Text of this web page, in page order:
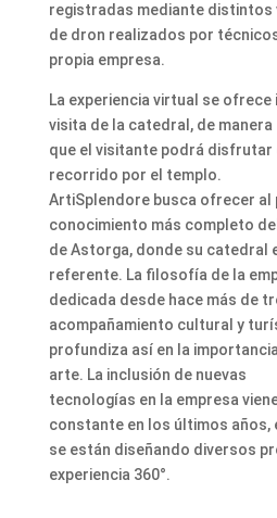
registradas mediante distintos
de dron realizados por
propia empresa.
La experiencia virtual se
visita de la catedral, de manera
que el visitante podrá disfrutar
recorrido por el templo.
ArtiSplendore busca ofrecer al
conocimiento más completo
de Astorga, donde su catedral
referente. La filosofía de la
dedicada desde hace más de
acompañamiento cultural y
profundiza así en la
arte. La inclusión de nuevas
tecnologías en la empresa
constante en los últimos años,
se están diseñando diversos
experiencia 360°.